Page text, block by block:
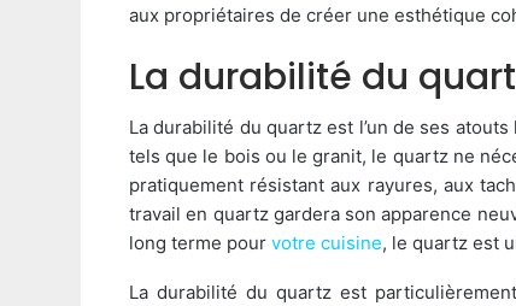
aux propriétaires de créer une esthétique
La durabilité du
La durabilité du quartz est l’un de ses
tels que le bois ou le granit, le quartz ne
pratiquement résistant aux rayures, aux
travail en quartz gardera son apparence
long terme pour votre cuisine, le quartz est
La durabilité du quartz est